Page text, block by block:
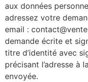
aux données
adressez votre
email :
demande écrite et
titre d’identité avec
précisant l’adresse à
envoyée.